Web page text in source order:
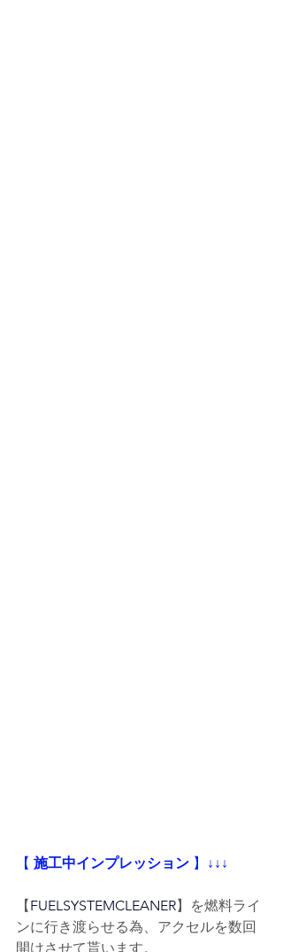
【 施工中インプレッション 】 ↓↓↓
【FUELSYSTEMCLEANER】を燃料ライ
ンに行き渡らせる為、アクセルを数回
開けさせて貰います。